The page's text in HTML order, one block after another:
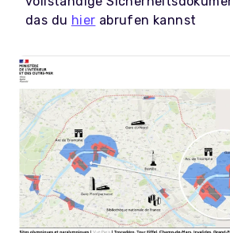
das du hier abrufen kannst